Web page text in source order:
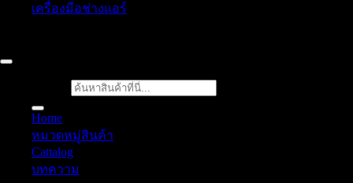
เครื่องมือช่างแอร์
Home
หมวดหมู่สินค้า
Cattalog
บทความ